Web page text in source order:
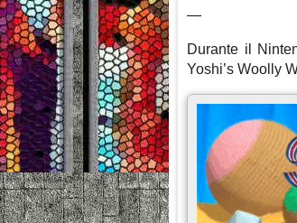
—
Durante il
Yoshi’s Woolly